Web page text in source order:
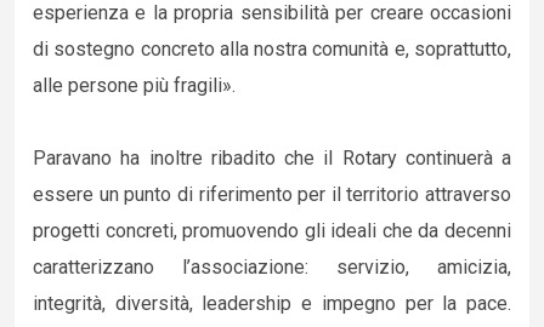
esperienza e la propria sensibilità per creare occasioni
di sostegno concreto alla nostra comunità e, soprattutto,
alle persone più fragili».
Paravano ha inoltre ribadito che il Rotary continuerà a
essere un punto di riferimento per il territorio attraverso
progetti concreti, promuovendo gli ideali che da decenni
caratterizzano l’associazione: servizio, amicizia,
integrità, diversità, leadership e impegno per la pace.